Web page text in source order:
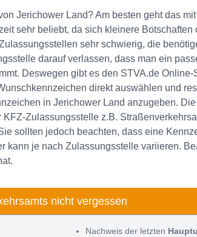
Jerichower Land? Am besten geht das
sehr beliebt, da sich kleinere
sehr schwierig, die
darauf verlassen, dass man ein
Deswegen gibt es den STVA.de
direkt auswählen und
in Jerichower Land anzugeben.
Zulassungsstelle z.B.
sollten jedoch beachten, dass eine
kann je nach Zulassungsstelle variieren.
nicht vergessen
Nachweis der letzten